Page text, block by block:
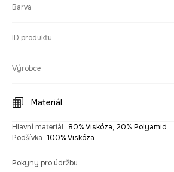
Barva
ID produktu
Výrobce
Materiál
Hlavní materiál: 80% Viskóza, 20% Polyamid
Podšívka: 100% Viskóza
Pokyny pro údržbu: